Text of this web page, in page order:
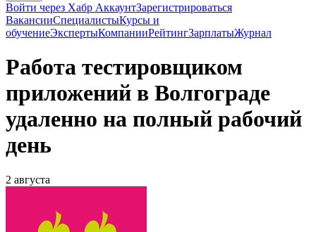
Войти через Хабр АккаунтЗарегистрироваться
ВакансииСпециалистыКурсы и
обучениеЭкспертыКомпанииРейтингЗарплатыЖурнал
Работа тестировщиком
приложений в Волгограде
удаленно на полный рабочий
день
2 августа